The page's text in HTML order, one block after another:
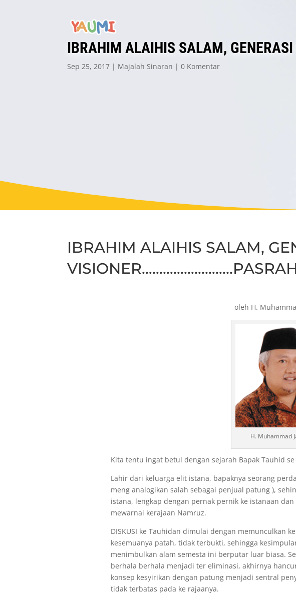
IBRAHIM ALAIHIS SALAM,
Sep 25, 2017 Majalah Sinaran 0 Komentar
IBRAHIM ALAIHIS SALAM,
oleh H.
H. Muhammad
Kita tentu ingat betul dengan sejarah Bapak Tauhid
Lahir dari keluarga elit istana, bapaknya seorang
meng analogikan salah sebagai penjual patung ),
istana, lengkap dengan pernak pernik ke istanaan
mewarnai kerajaan Namruz.
DISKUSI ke Tauhidan dimulai dengan memunculkan
kesemuanya patah, tidak terbukti, sehingga
menimbulkan alam semesta ini berputar luar biasa.
berhala berhala menjadi ter eliminasi, akhirnya
konsep kesyirikan dengan patung menjadi sentral
tidak terbatas pada ke rajaanya.